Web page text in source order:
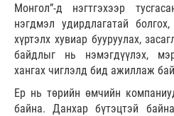
Монгол”-д нэгтгэхээр
нэгдмэл удирдлагатай
хүртэлх хувиар бууруулах,
байдлыг нь нэмэгдүүлэх,
хангах чиглэлд бид ажиллаж
Ер нь төрийн өмчийн
байна. Данхар бүтэцтэй